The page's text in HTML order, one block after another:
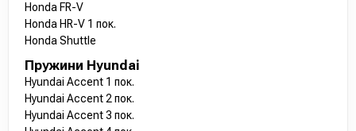
Honda FR-V
Honda HR-V 1 пок.
Honda Shuttle
Пружини Hyundai
Hyundai Accent 1 пок.
Hyundai Accent 2 пок.
Hyundai Accent 3 пок.